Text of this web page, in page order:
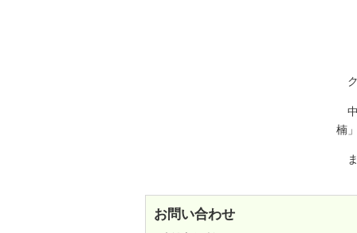
ク
中
楠
ま
お問い合わせ